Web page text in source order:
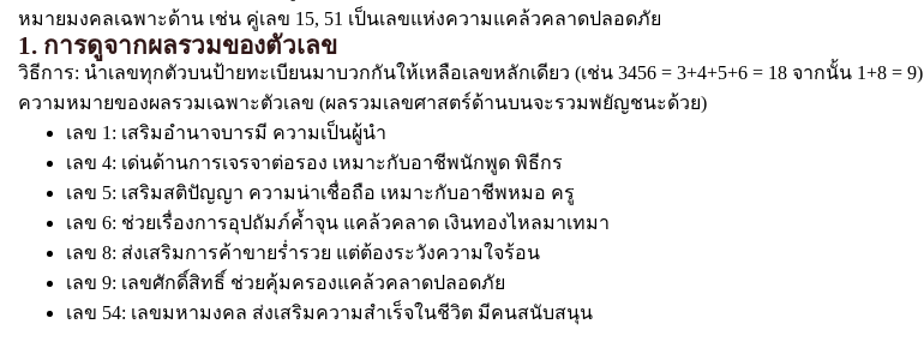
หมายมงคลเฉพาะด้าน เช่น คู่เลข 15, 51 เป็นเลขแห่งความแคล้วคลาดปลอดภัย
1. การดูจากผลรวมของตัวเลข
วิธีการ: นำเลขทุกตัวบนป้ายทะเบียนมาบวกกันให้เหลือเลขหลักเดียว (เช่น 3456 = 3+4+5+6 = 18 จากนั้น 1+8 = 9)
ความหมายของผลรวมเฉพาะตัวเลข (ผลรวมเลขศาสตร์ด้านบนจะรวมพยัญชนะด้วย)
เลข 1: เสริมอำนาจบารมี ความเป็นผู้นำ
เลข 4: เด่นด้านการเจรจาต่อรอง เหมาะกับอาชีพนักพูด พิธีกร
เลข 5: เสริมสติปัญญา ความน่าเชื่อถือ เหมาะกับอาชีพหมอ ครู
เลข 6: ช่วยเรื่องการอุปถัมภ์ค้ำจุน แคล้วคลาด เงินทองไหลมาเทมา
เลข 8: ส่งเสริมการค้าขายร่ำรวย แต่ต้องระวังความใจร้อน
เลข 9: เลขศักดิ์สิทธิ์ ช่วยคุ้มครองแคล้วคลาดปลอดภัย
เลข 54: เลขมหามงคล ส่งเสริมความสำเร็จในชีวิต มีคนสนับสนุน